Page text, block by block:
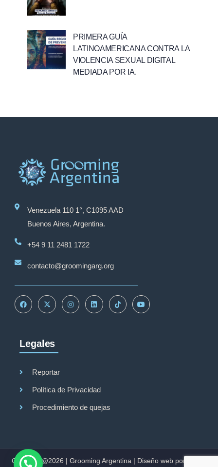
PRIMERA GUÍA
LATINOAMERICANA CONTRA LA
VIOLENCIA SEXUAL DIGITAL
MEDIADA POR IA.
Venezuela 110 1°, C1095 AAD
Buenos Aires, Argentina.
+54 9 11 2481 1722
contacto@groomingarg.org
Legales
Reportar
Política de Privacidad
Procedimiento de quejas
Copyright@2026 | Grooming Argentina | Diseño web por Studio